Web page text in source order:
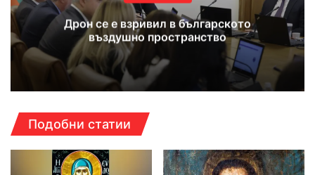
Дрон се е взривил в българското
въздушно пространство
Подобни статии